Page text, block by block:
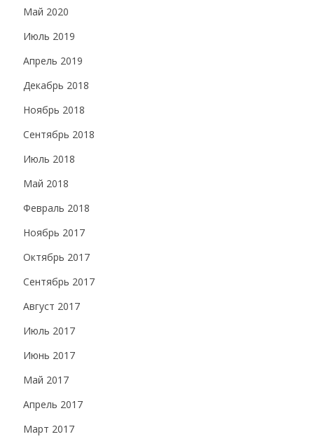
Май 2020
Июль 2019
Апрель 2019
Декабрь 2018
Ноябрь 2018
Сентябрь 2018
Июль 2018
Май 2018
Февраль 2018
Ноябрь 2017
Октябрь 2017
Сентябрь 2017
Август 2017
Июль 2017
Июнь 2017
Май 2017
Апрель 2017
Март 2017